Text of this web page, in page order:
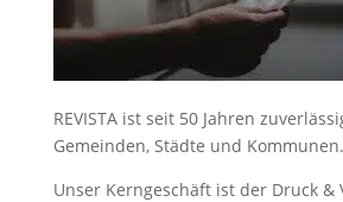
REVISTA ist seit 50 Jahren
Gemeinden, Städte und Kommunen.
Unser Kerngeschäft ist der Druck &